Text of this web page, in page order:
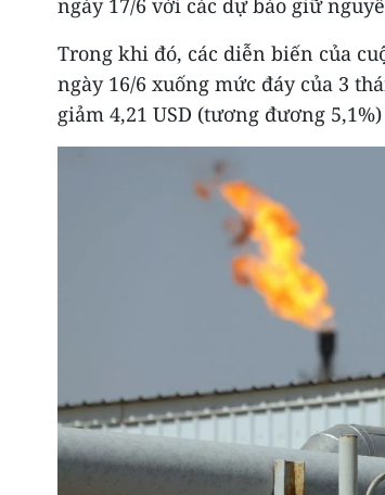
ngày 17/6 với các dự báo giữ
Trong khi đó, các diễn biến của
ngày 16/6 xuống mức đáy của 3
giảm 4,21 USD (tương đương